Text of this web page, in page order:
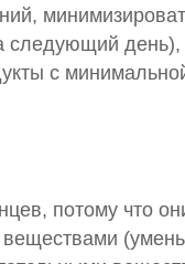
следующий
с
потому что